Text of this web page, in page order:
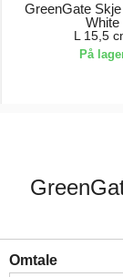
GreenGate
White
L 15,5
På
Omtale